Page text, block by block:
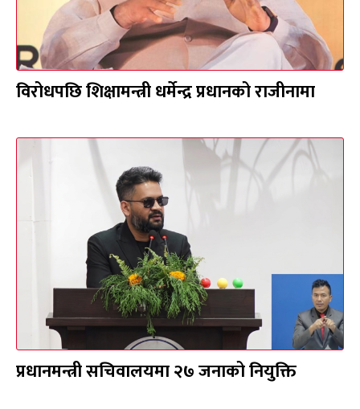
विरोधपछि शिक्षामन्त्री धर्मेन्द्र प्रधानको राजीनामा
प्रधानमन्त्री सचिवालयमा २७ जनाको नियुक्ति